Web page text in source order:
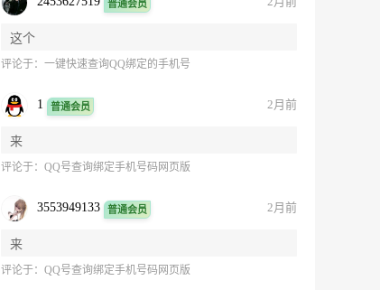
普通会员
这个
评论于：一键快速查询QQ绑定的手机号
1 普通会员 2月前
来
评论于：QQ号查询绑定手机号码网页版
3553949133 普通会员 2月前
来
评论于：QQ号查询绑定手机号码网页版